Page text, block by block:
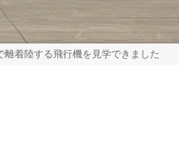
離着陸する飛行機を見学できました